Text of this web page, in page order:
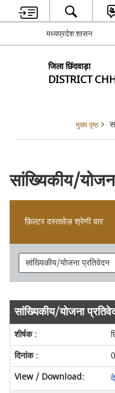
मध्यप्रदेश शासन
जिला छिंदवाड़ा
DISTRICT
मुख्य पृष्ठ
सांख्यिकीय/
फ़िल्टर दस्तावेज़ श्रेणी वार
सांख्यिकीय/योजना